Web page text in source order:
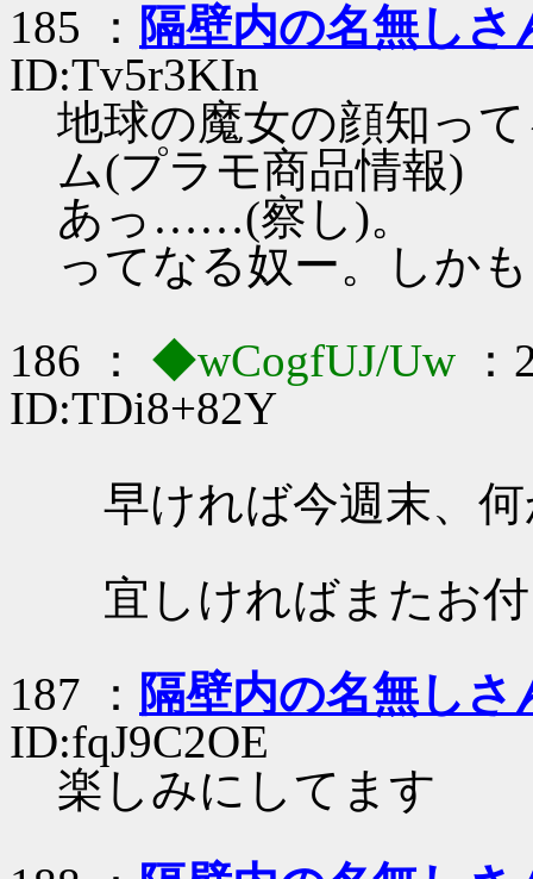
185 ： 隔壁内の名無しさ
ID:Tv5r3KIn
地球の魔女の顔知っ
ム(プラモ商品情報)
あっ……(察し)。
ってなる奴ー。しか
186 ：
◆wCogfUJ/Uw
ID:TDi8+82Y
早ければ今週末、
宜しければまたお
187 ： 隔壁内の名無しさ
ID:fqJ9C2OE
楽しみにしてます